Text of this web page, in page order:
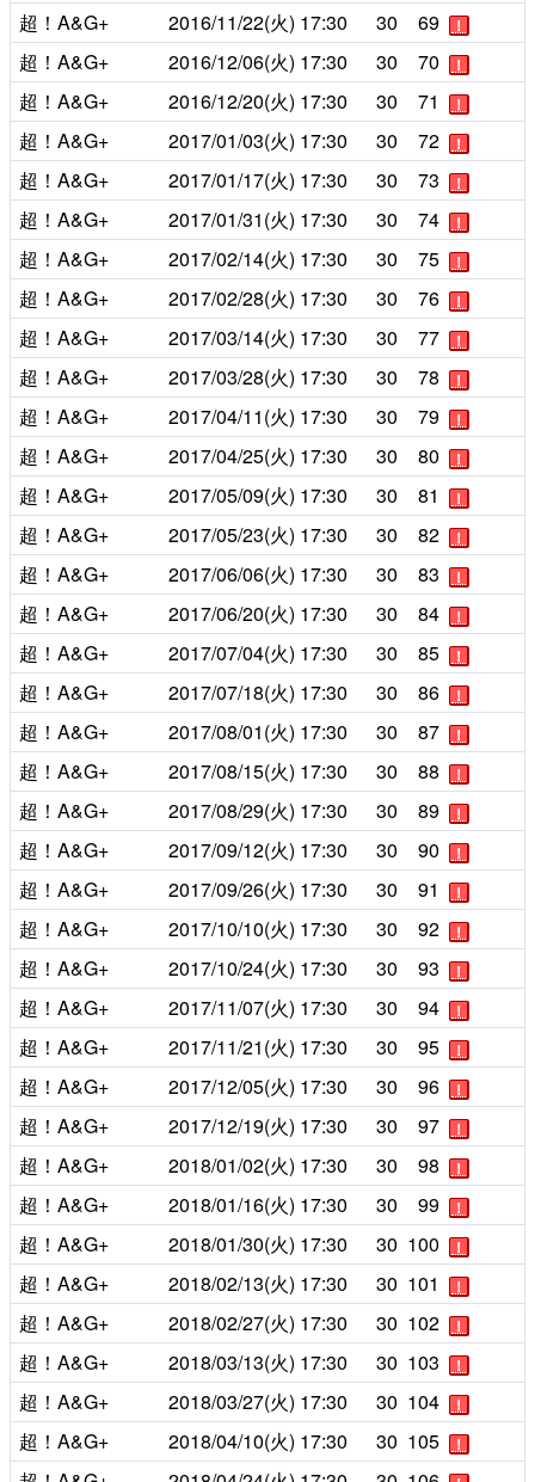
超！A&G+ 2016/11/22(火) 17:30 30 69 ！
超！A&G+ 2016/12/06(火) 17:30 30 70 ！
超！A&G+ 2016/12/20(火) 17:30 30 71 ！
超！A&G+ 2017/01/03(火) 17:30 30 72 ！
超！A&G+ 2017/01/17(火) 17:30 30 73 ！
超！A&G+ 2017/01/31(火) 17:30 30 74 ！
超！A&G+ 2017/02/14(火) 17:30 30 75 ！
超！A&G+ 2017/02/28(火) 17:30 30 76 ！
超！A&G+ 2017/03/14(火) 17:30 30 77 ！
超！A&G+ 2017/03/28(火) 17:30 30 78 ！
超！A&G+ 2017/04/11(火) 17:30 30 79 ！
超！A&G+ 2017/04/25(火) 17:30 30 80 ！
超！A&G+ 2017/05/09(火) 17:30 30 81 ！
超！A&G+ 2017/05/23(火) 17:30 30 82 ！
超！A&G+ 2017/06/06(火) 17:30 30 83 ！
超！A&G+ 2017/06/20(火) 17:30 30 84 ！
超！A&G+ 2017/07/04(火) 17:30 30 85 ！
超！A&G+ 2017/07/18(火) 17:30 30 86 ！
超！A&G+ 2017/08/01(火) 17:30 30 87 ！
超！A&G+ 2017/08/15(火) 17:30 30 88 ！
超！A&G+ 2017/08/29(火) 17:30 30 89 ！
超！A&G+ 2017/09/12(火) 17:30 30 90 ！
超！A&G+ 2017/09/26(火) 17:30 30 91 ！
超！A&G+ 2017/10/10(火) 17:30 30 92 ！
超！A&G+ 2017/10/24(火) 17:30 30 93 ！
超！A&G+ 2017/11/07(火) 17:30 30 94 ！
超！A&G+ 2017/11/21(火) 17:30 30 95 ！
超！A&G+ 2017/12/05(火) 17:30 30 96 ！
超！A&G+ 2017/12/19(火) 17:30 30 97 ！
超！A&G+ 2018/01/02(火) 17:30 30 98 ！
超！A&G+ 2018/01/16(火) 17:30 30 99 ！
超！A&G+ 2018/01/30(火) 17:30 30 100 ！
超！A&G+ 2018/02/13(火) 17:30 30 101 ！
超！A&G+ 2018/02/27(火) 17:30 30 102 ！
超！A&G+ 2018/03/13(火) 17:30 30 103 ！
超！A&G+ 2018/03/27(火) 17:30 30 104 ！
超！A&G+ 2018/04/10(火) 17:30 30 105 ！